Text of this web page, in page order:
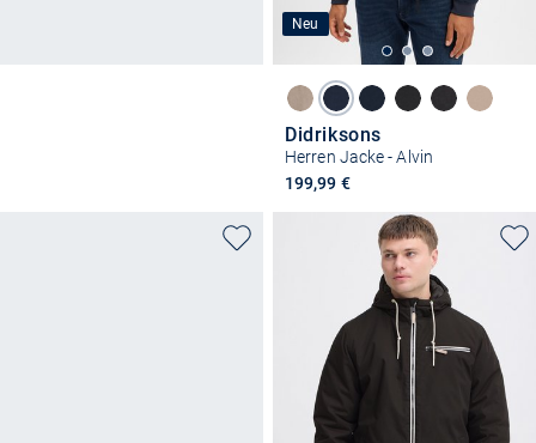
Neu
Didriksons
Herren Jacke - Alvin
199,99 €